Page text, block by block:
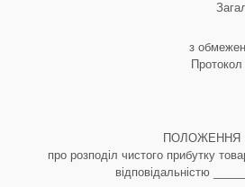
з
Протокол
ПОЛОЖЕННЯ
про розподіл чистого прибутку
відповідальністю